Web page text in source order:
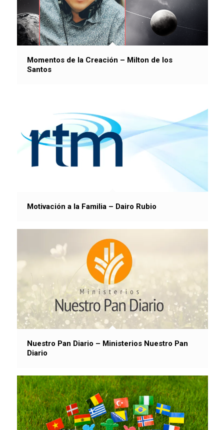
Momentos de la Creación – Milton de los
Santos
Motivación a la Familia – Dairo Rubio
Nuestro Pan Diario – Ministerios Nuestro Pan
Diario